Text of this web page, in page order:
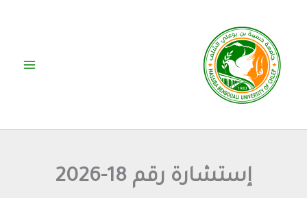
المحتوى
إستشارة رقم 18-2026